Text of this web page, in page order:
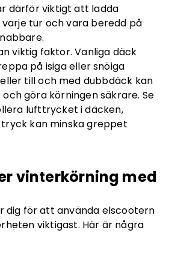
därför viktigt att ladda
tur och vara beredd på
viktig faktor. Vanliga däck
på isiga eller snöiga
till och med dubbdäck kan
göra körningen säkrare. Se
lufttrycket i däcken,
kan minska greppet
vinterkörning med
dig för att använda elscootern
viktigast. Här är några